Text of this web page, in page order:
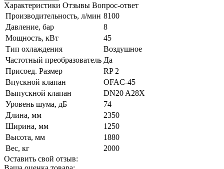
Характеристики Отзывы Вопрос-ответ
Производительность, л/мин 8100
Давление, бар
8
Мощность, кВт
45
Тип охлаждения
Воздушное
Частотный преобразователь Да
Присоед. Размер
RP 2
Впускной клапан
OFAC-45
Выпускной клапан
DN20 A28X
Уровень шума, дБ
74
Длина, мм
2350
Ширина, мм
1250
Высота, мм
1880
Вес, кг
2000
Оставить свой отзыв: